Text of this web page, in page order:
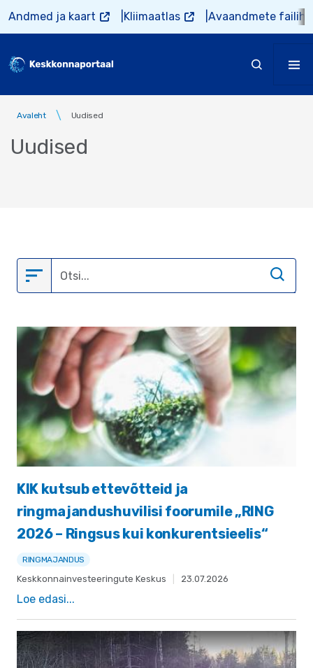
Liigu edasi põhisisu juurde
Andmed ja kaart Kliimaatlas Avaandmete
Avaleht Uudised
Uudised
KIK kutsub ettevõtteid ja
ringmajandushuvilisi foorumile „RING
2026 – Ringsus kui konkurentsieelis“
RINGMAJANDUS
Keskkonnainvesteeringute Keskus 23.07.2026
Loe edasi...